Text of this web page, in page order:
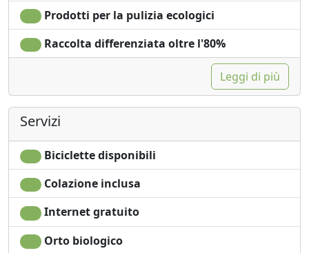
Prodotti per la pulizia ecologici
Raccolta differenziata oltre l'80%
Leggi di più
Servizi
Biciclette disponibili
Colazione inclusa
Internet gratuito
Orto biologico